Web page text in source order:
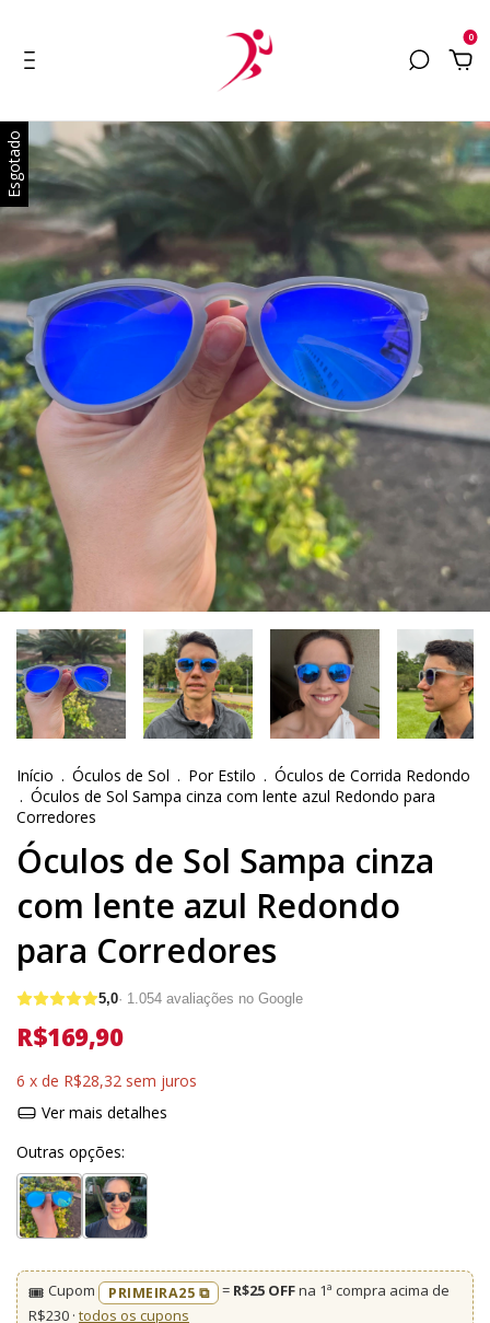
0
Esgotado
Início . Óculos de Sol . Por Estilo . Óculos de Corrida Redondo
. Óculos de Sol Sampa cinza com lente azul Redondo para
Corredores
Óculos de Sol Sampa cinza
com lente azul Redondo
para Corredores
5,0· 1.054 avaliações no Google
R$169,90
6 x de R$28,32 sem juros
Ver mais detalhes
Outras opções:
🎟️ Cupom PRIMEIRA25 ⧉ = R$25 OFFna 1ª compra acima de
R$230 · todos os cupons